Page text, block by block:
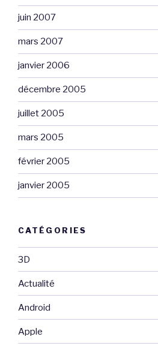
juin 2007
mars 2007
janvier 2006
décembre 2005
juillet 2005
mars 2005
février 2005
janvier 2005
CATÉGORIES
3D
Actualité
Android
Apple